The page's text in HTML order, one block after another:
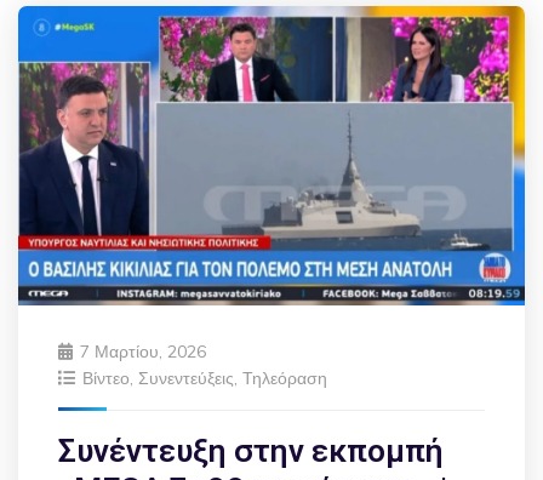
7 Μαρτίου, 2026
Βίντεο, Συνεντεύξεις, Τηλεόραση
Συνέντευξη στην εκπομπή